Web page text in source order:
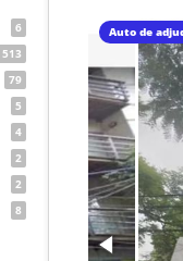
6
513
79
5
4
2
2
8
Auto de